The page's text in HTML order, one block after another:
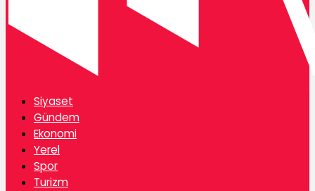
Siyaset
Gündem
Ekonomi
Yerel
Spor
Turizm